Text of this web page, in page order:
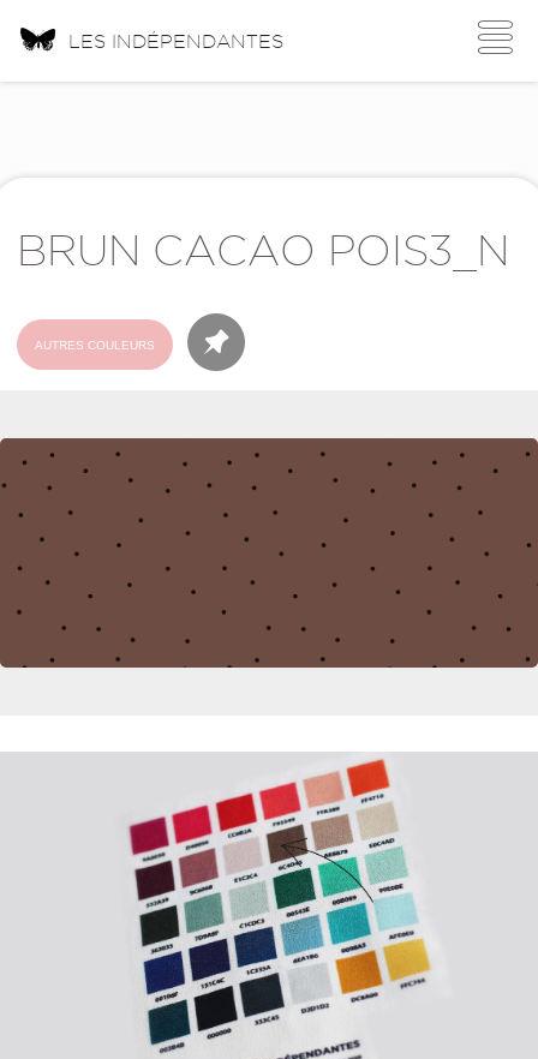
Toggle
LES INDÉPENDANTES
BRUN CACAO POIS3_N
AUTRES COULEURS